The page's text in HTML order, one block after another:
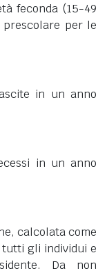
feconda (15-49
per le
in un anno
in un anno
calcolata come
gli individui e
Da non